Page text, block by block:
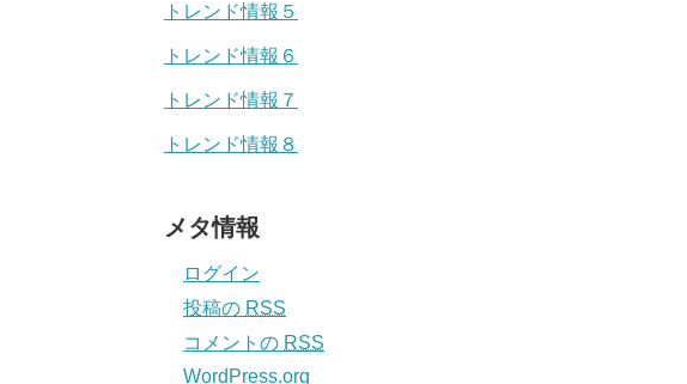
トレンド情報５
トレンド情報６
トレンド情報７
トレンド情報８
メタ情報
ログイン
投稿の RSS
コメントの RSS
WordPress.org